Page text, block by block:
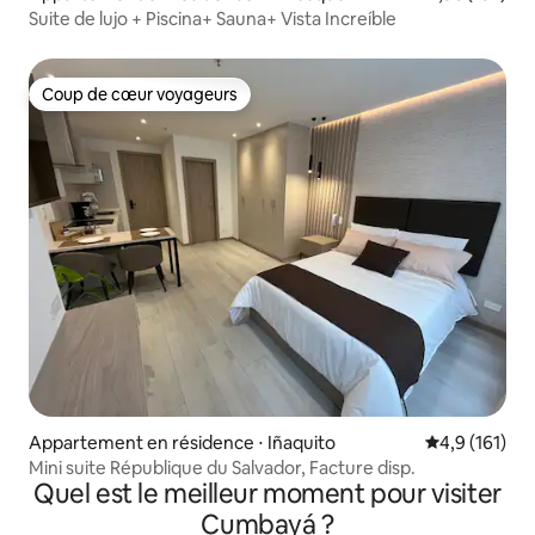
Suite de lujo + Piscina+ Sauna+ Vista Increíble
Coup de cœur voyageurs
Coup de cœur voyageurs
Appartement en résidence ⋅ Iñaquito Évaluation
4,9 (161)
Mini suite République du Salvador, Facture disp.
Quel est le meilleur moment pour visiter
Cumbayá ?